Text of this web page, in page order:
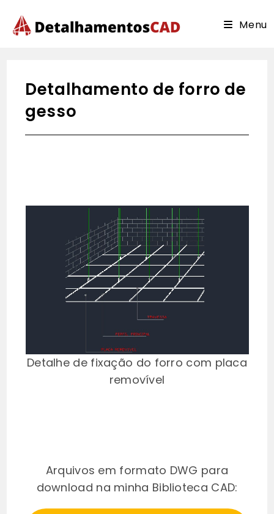
para
Menu
Detalhamento de forro de
gesso
Detalhe de fixação do forro com placa
removível
Arquivos em formato DWG para
download na minha Biblioteca CAD: